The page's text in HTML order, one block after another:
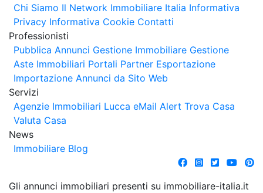
Chi Siamo Il Network Immobiliare Italia Informativa
Privacy Informativa Cookie Contatti
Professionisti
Pubblica Annunci Gestione Immobiliare Gestione
Aste Immobiliari Portali Partner Esportazione
Importazione Annunci da Sito Web
Servizi
Agenzie Immobiliari Lucca eMail Alert Trova Casa
Valuta Casa
News
Immobiliare Blog
Gli annunci immobiliari presenti su immobiliare-italia.it